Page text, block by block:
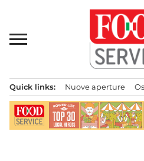
contenuto
principale
Quick links: Nuove aperture